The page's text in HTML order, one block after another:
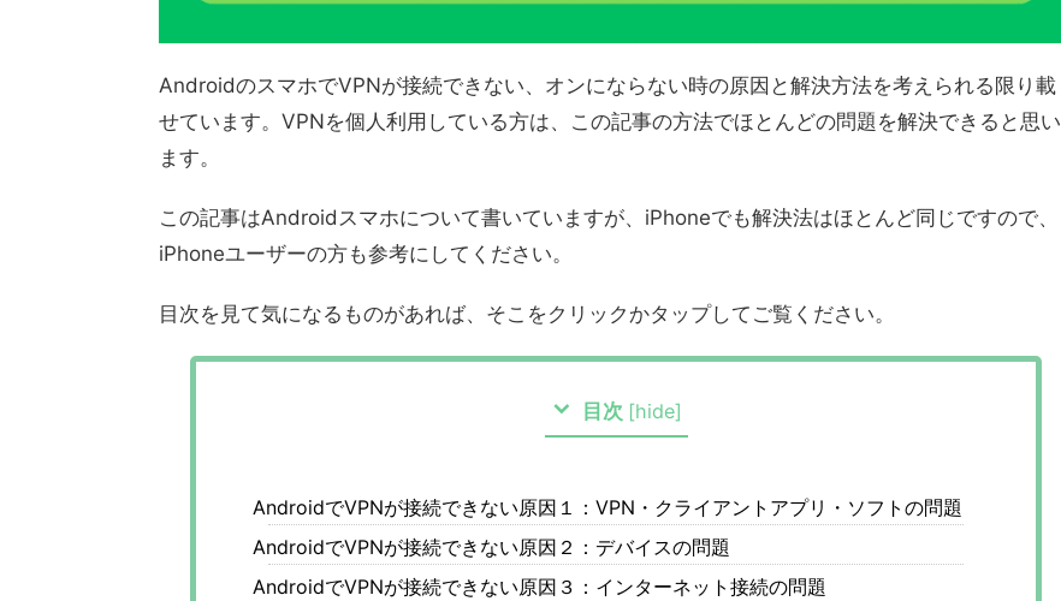
AndroidのスマホでVPNが接続できない、オンにならない時の原因と解決方法を考えられる限り載
せています。VPNを個人利用している方は、この記事の方法でほとんどの問題を解決できると思い
ます。
この記事はAndroidスマホについて書いていますが、iPhoneでも解決法はほとんど同じですので、
iPhoneユーザーの方も参考にしてください。
目次を見て気になるものがあれば、そこをクリックかタップしてご覧ください。
目次 [hide]
AndroidでVPNが接続できない原因１：VPN・クライアントアプリ・ソフトの問題
AndroidでVPNが接続できない原因２：デバイスの問題
AndroidでVPNが接続できない原因３：インターネット接続の問題